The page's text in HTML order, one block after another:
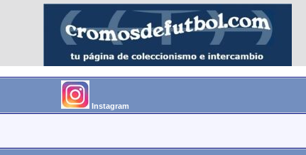
Instagram